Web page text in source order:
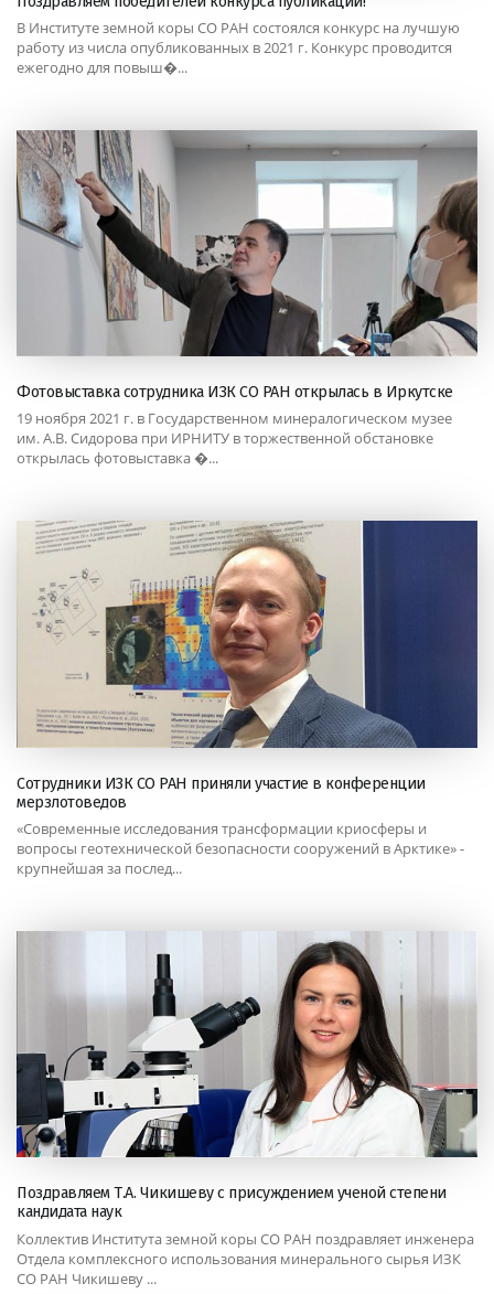
В Институте земной коры СО РАН состоялся конкурс на лучшую
работу из числа опубликованных в 2021 г. Конкурс проводится
ежегодно для повыш�...
Фотовыставка сотрудника ИЗК СО РАН открылась в Иркутске
19 ноября 2021 г. в Государственном минералогическом музее
им. А.В. Сидорова при ИРНИТУ в торжественной обстановке
открылась фотовыставка �...
Сотрудники ИЗК СО РАН приняли участие в конференции
мерзлотоведов
«Современные исследования трансформации криосферы и
вопросы геотехнической безопасности сооружений в Арктике» -
крупнейшая за послед...
Поздравляем Т.А. Чикишеву с присуждением ученой степени
кандидата наук
Коллектив Института земной коры СО РАН поздравляет инженера
Отдела комплексного использования минерального сырья ИЗК
СО РАН Чикишеву ...